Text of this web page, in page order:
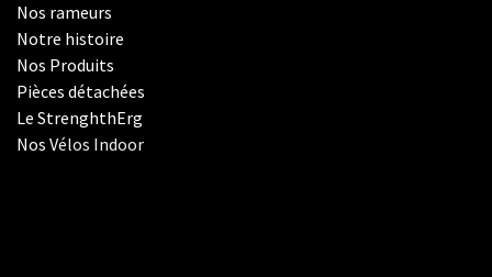
Nos rameurs
Notre histoire
Nos Produits
Pièces détachées
Le StrenghthErg
Nos Vélos Indoor